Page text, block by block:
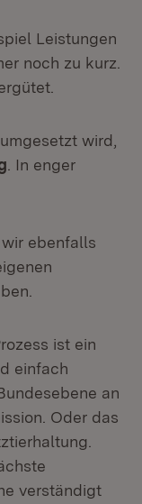
Leistungen
noch zu kurz.
wird,
. In enger
ebenfalls
ist ein
einfach
an
Oder das
verständigt